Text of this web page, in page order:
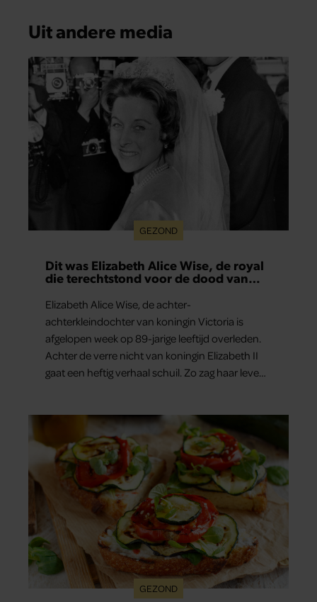
Uit andere media
GEZOND
Dit was Elizabeth Alice Wise, de royal
die terechtstond voor de dood van
Elizabeth Alice Wise, de achter-
achterkleindochter van koningin Victoria is
afgelopen week op 89-jarige leeftijd overleden.
Achter de verre nicht van koningin Elizabeth II
gaat een heftig verhaal schuil. Zo zag haar leven
GEZOND